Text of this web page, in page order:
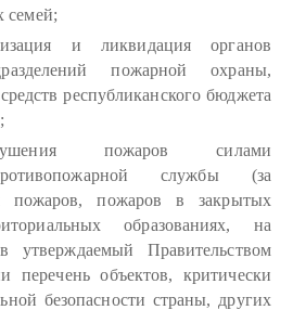
семей;
и ликвидация органов
пожарной охраны,
республиканского бюджета
пожаров силами
службы (за
пожаров, пожаров в закрытых
образованиях, на
утверждаемый Правительством
перечень объектов, критически
безопасности страны, других